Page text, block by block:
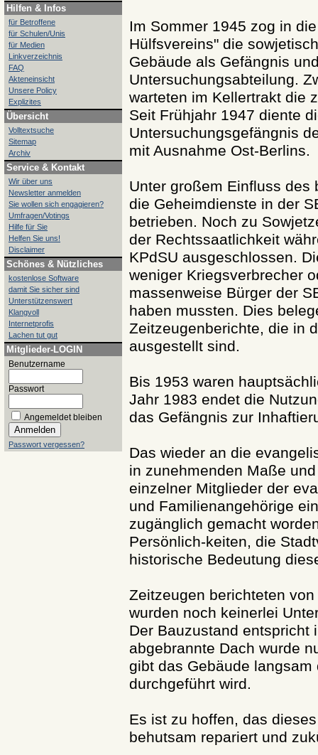
Hilfen & Infos
für Betroffene
für Schulen/Unis
für Medien
Linkverzeichnis
FAQ
Akteneinsicht
Unsere Policy
Explizites
Übersicht
Volltextsuche
Sitemap
Archiv
Service & Kontakt
Wir über uns
Newsletter anmelden
Sie wollen sich engagieren?
Umfragen/Votings
Hilfe für Sie
Helfen Sie uns!
Disclaimer
Schönes & Nützliches
kostenlose Software
damit Sie sicher sind
Unterstützenswert
Klangvoll
Internetprofis
Lachen tut gut
Mitglieder-LOGIN
Benutzername
Passwort
Angemeldet bleiben
Passwort vergessen?
Im Sommer 1945 zog in
Hülfsvereins" die
Gebäude als Gefängnis
Untersuchungsabteilung.
warteten im Kellertrakt die
Seit Frühjahr 1947 diente
Untersuchungsgefängnis
mit Ausnahme Ost-Berlins.
Unter großem Einfluss des
die Geheimdienste in der
betrieben. Noch zu
der Rechtssaatlichkeit
KPdSU ausgeschlossen.
weniger Kriegsverbrecher
massenweise Bürger der
haben mussten. Dies
Zeitzeugenberichte, die in
ausgestellt sind.
Bis 1953 waren
Jahr 1983 endet die
das Gefängnis zur
Das wieder an die
in zunehmenden Maße
einzelner Mitglieder der
und Familienangehörige
zugänglich gemacht
Persönlich-keiten, die
historische Bedeutung
Zeitzeugen berichteten
wurden noch keinerlei
Der Bauzustand entspricht
abgebrannte Dach wurde
gibt das Gebäude
durchgeführt wird.
Es ist zu hoffen, das
behutsam repariert und